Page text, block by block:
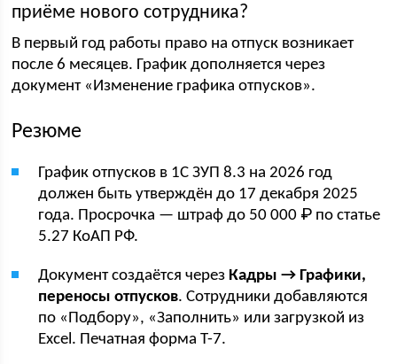
приёме нового сотрудника?
В первый год работы право на отпуск возникает
после 6 месяцев. График дополняется через
документ «Изменение графика отпусков».
Резюме
График отпусков в 1С ЗУП 8.3 на 2026 год
должен быть утверждён до 17 декабря 2025
года. Просрочка — штраф до 50 000 ₽ по статье
5.27 КоАП РФ.
Документ создаётся через Кадры → Графики,
переносы отпусков. Сотрудники добавляются
по «Подбору», «Заполнить» или загрузкой из
Excel. Печатная форма Т-7.